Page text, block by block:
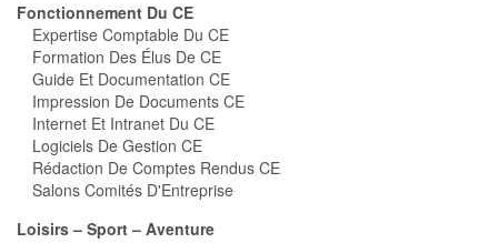
Fonctionnement Du CE
Expertise Comptable Du CE
Formation Des Élus De CE
Guide Et Documentation CE
Impression De Documents CE
Internet Et Intranet Du CE
Logiciels De Gestion CE
Rédaction De Comptes Rendus CE
Salons Comités D'Entreprise
Loisirs – Sport – Aventure